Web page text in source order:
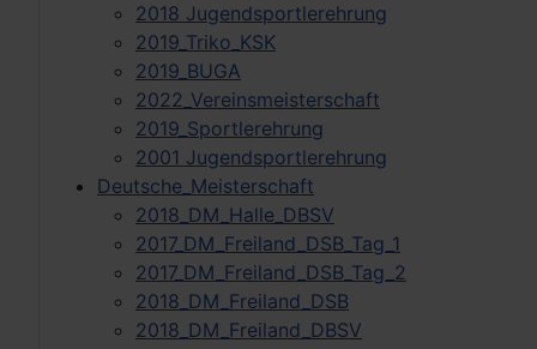
2018 Jugendsportlerehrung
2019_Triko_KSK
2019_BUGA
2022_Vereinsmeisterschaft
2019_Sportlerehrung
2001 Jugendsportlerehrung
Deutsche_Meisterschaft
2018_DM_Halle_DBSV
2017_DM_Freiland_DSB_Tag_1
2017_DM_Freiland_DSB_Tag_2
2018_DM_Freiland_DSB
2018_DM_Freiland_DBSV